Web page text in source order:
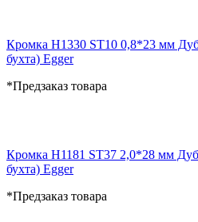
Кромка H1330 ST10 0,8*23 мм
бухта) Egger
*Предзаказ товара
Кромка H1181 ST37 2,0*28 мм
бухта) Egger
*Предзаказ товара